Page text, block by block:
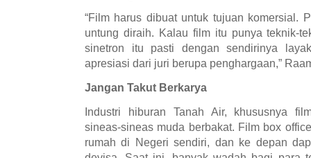
“Film harus dibuat untuk tujuan komersial.
untung diraih. Kalau film itu punya teknik-
sinetron itu pasti dengan sendirinya
apresiasi dari juri berupa penghargaan,”
Jangan Takut Berkarya
Industri hiburan Tanah Air, khususnya
sineas-sineas muda berbakat. Film box
rumah di Negeri sendiri, dan ke depan